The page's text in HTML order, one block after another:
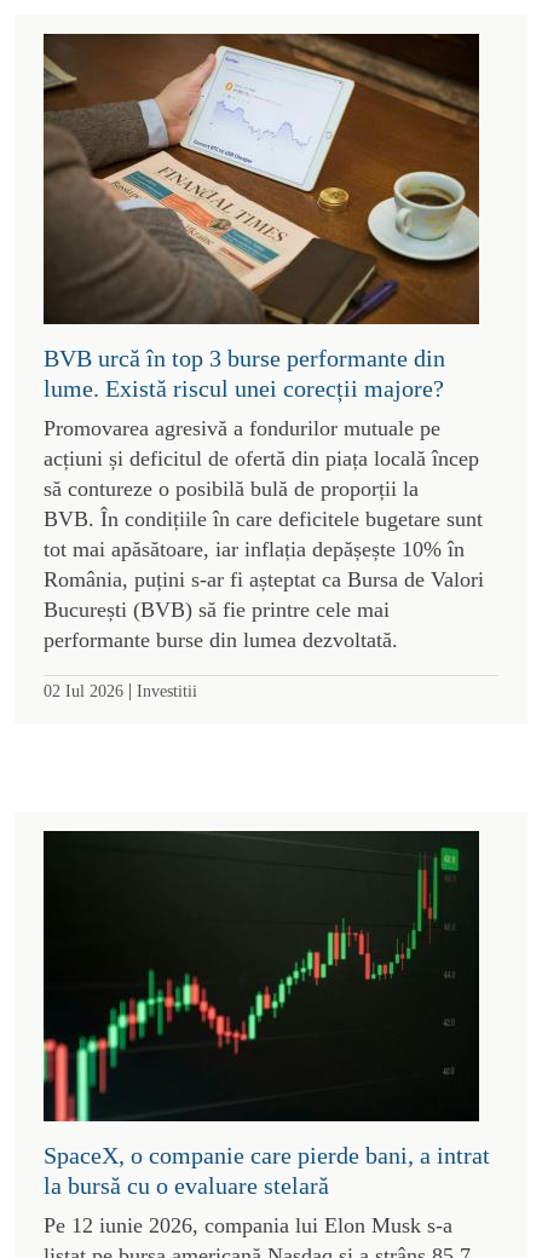
BVB urcă în top 3 burse performante din
lume. Există riscul unei corecții majore?
Promovarea agresivă a fondurilor mutuale pe
acțiuni și deficitul de ofertă din piața locală încep
să contureze o posibilă bulă de proporții la
BVB. În condițiile în care deficitele bugetare sunt
tot mai apăsătoare, iar inflația depășește 10% în
România, puțini s-ar fi așteptat ca Bursa de Valori
București (BVB) să fie printre cele mai
performante burse din lumea dezvoltată.
02 Iul 2026 | Investitii
SpaceX, o companie care pierde bani, a intrat
la bursă cu o evaluare stelară
Pe 12 iunie 2026, compania lui Elon Musk s-a